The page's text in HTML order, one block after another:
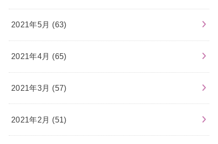
2021年5月 (63)
2021年4月 (65)
2021年3月 (57)
2021年2月 (51)